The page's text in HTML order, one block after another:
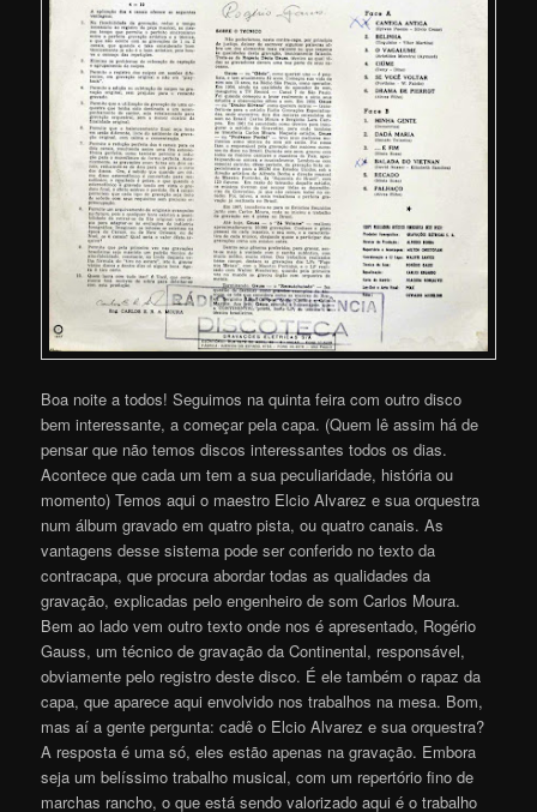
Boa noite a todos! Seguimos na quinta feira com outro disco
bem interessante, a começar pela capa. (Quem lê assim há de
pensar que não temos discos interessantes todos os dias.
Acontece que cada um tem a sua peculiaridade, história ou
momento) Temos aqui o maestro Elcio Alvarez e sua orquestra
num álbum gravado em quatro pista, ou quatro canais. As
vantagens desse sistema pode ser conferido no texto da
contracapa, que procura abordar todas as qualidades da
gravação, explicadas pelo engenheiro de som Carlos Moura.
Bem ao lado vem outro texto onde nos é apresentado, Rogério
Gauss, um técnico de gravação da Continental, responsável,
obviamente pelo registro deste disco. É ele também o rapaz da
capa, que aparece aqui envolvido nos trabalhos na mesa. Bom,
mas aí a gente pergunta: cadê o Elcio Alvarez e sua orquestra?
A resposta é uma só, eles estão apenas na gravação. Embora
seja um belíssimo trabalho musical, com um repertório fino de
marchas rancho, o que está sendo valorizado aqui é o trabalho